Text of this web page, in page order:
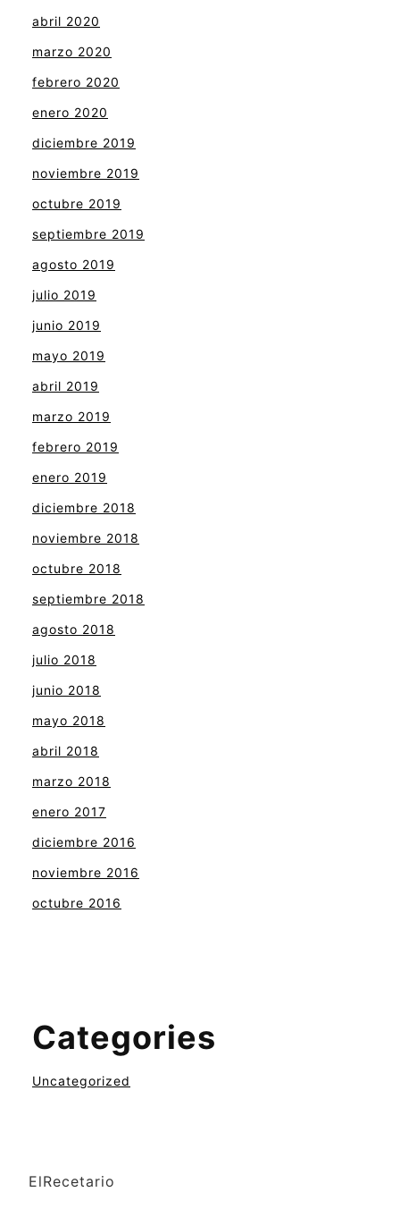
abril 2020
marzo 2020
febrero 2020
enero 2020
diciembre 2019
noviembre 2019
octubre 2019
septiembre 2019
agosto 2019
julio 2019
junio 2019
mayo 2019
abril 2019
marzo 2019
febrero 2019
enero 2019
diciembre 2018
noviembre 2018
octubre 2018
septiembre 2018
agosto 2018
julio 2018
junio 2018
mayo 2018
abril 2018
marzo 2018
enero 2017
diciembre 2016
noviembre 2016
octubre 2016
Categories
Uncategorized
ElRecetario